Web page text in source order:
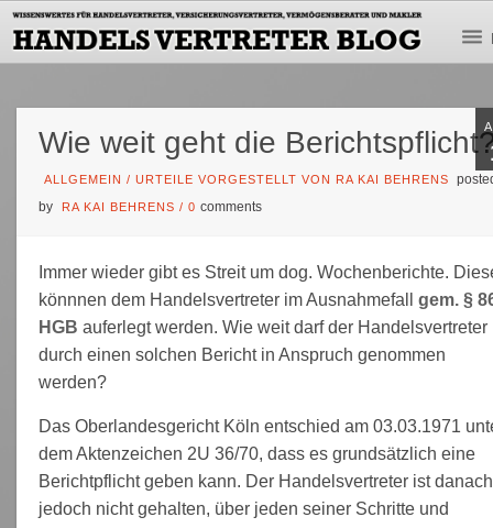
Wie weit geht die
ALLGEMEIN /URTEILE VORGESTELLT VON RA KAI BEHRENS
by
RA KAI BEHRENS /0comments
Immer wieder gibt es Streit um dog. Wochenberichte.
könnnen dem Handelsvertreter im Ausnahmefallgem. §
HGB auferlegt werden. Wie weit darf der Handelsvertreter
durch einen solchen Bericht in Anspruch genommen
werden?
Das Oberlandesgericht Köln entschied am 03.03.1971
dem Aktenzeichen 2U 36/70, dass es grundsätzlich eine
Berichtpflicht geben kann. Der Handelsvertreter ist danach
jedoch nicht gehalten, über jeden seiner Schritte und